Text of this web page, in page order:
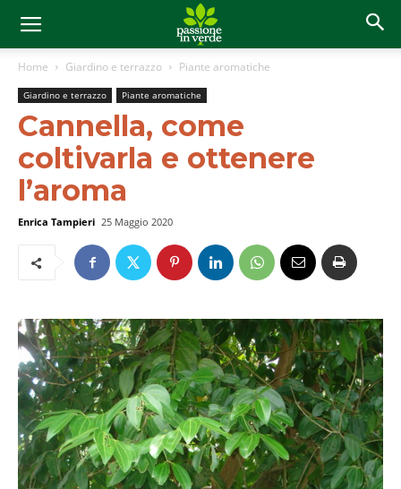
Home Giardino e terrazzo Piante aromatiche
Giardino e terrazzo Piante aromatiche
Cannella, come
coltivarla e ottenere
l’aroma
Enrica Tampieri 25 Maggio 2020